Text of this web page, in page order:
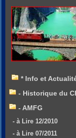
* Info et
- Historique du
- AMFG
- à Lire 12/2010
- à Lire 07/2011